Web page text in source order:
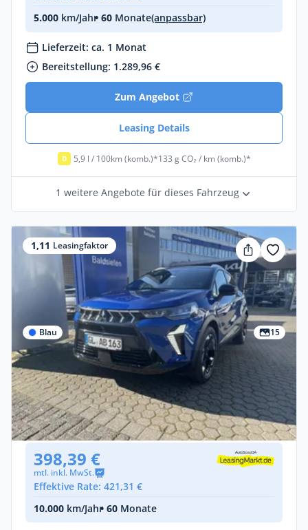
5.000 km/Jahr• 60 Monate(anpassbar)
Lieferzeit: ca. 1 Monat
Bereitstellung: 1.289,96 €
Zum Angebot
Leasing Details
D 5,9 l / 100km (komb.)*133 g CO₂ / km (komb.)*
1 weitere Angebote für dieses Fahrzeug
1,11 Leasingfaktor
Blau 15
Privat
Mitsubishi ASX 1.8 HEV Edition
Benzin •Automatik •109 PS (80 kW)
Gebraucht(3.900 km)• EZ: 02/2026
398,39 €
mtl. inkl. MwSt.
Effektive Rate: 421,31 €
10.000 km/Jahr• 60 Monate